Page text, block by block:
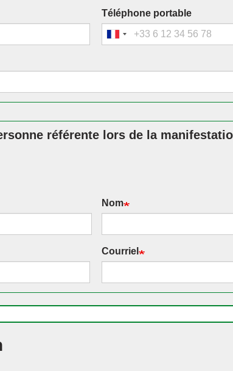
Téléphone portable
référente lors de la
Nom
Courriel